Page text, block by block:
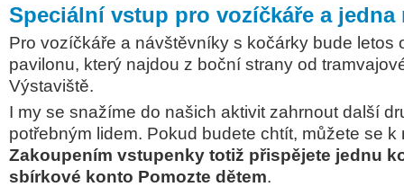
Speciální vstup pro vozíčkáře a jedna
Pro vozíčkáře a návštěvníky s kočárky bude letos
pavilonu, který najdou z boční strany od
Výstaviště.
I my se snažíme do našich aktivit zahrnout další
potřebným lidem. Pokud budete chtít, můžete se k
Zakoupením vstupenky totiž přispějete jednu
sbírkové konto Pomozte dětem.